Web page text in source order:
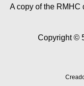
A copy of the RMHC
Copyright ©